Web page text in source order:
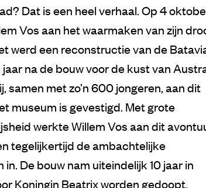
Dat is een heel verhaal. Op 4
Vos aan het waarmaken van zijn
werd een reconstructie van de
na de bouw voor de kust van
samen met zo’n 600 jongeren, aan dit
museum is gevestigd. Met grote
werkte Willem Vos aan dit
tegelijkertijd de ambachtelijke
De bouw nam uiteindelijk 10 jaar in
Koningin Beatrix worden gedoopt.